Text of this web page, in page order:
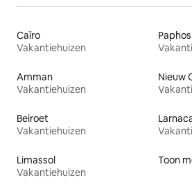
Caïro
Vakantiehuizen
Paphos
Amman
Vakantiehuizen
Nieuw
Beiroet
Vakantiehuizen
Limassol
Vakantiehuizen
Toon